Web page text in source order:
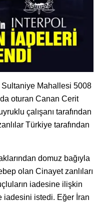
Mahallesi 5008
oturan Canan Cerit
çalışanı tarafından
Türkiye tarafından
domuz bağıyla
olan Cinayet zanlıları
iadesine ilişkin
iadesini istedi. Eğer İran